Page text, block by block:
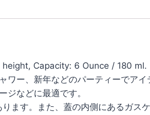
Capacity: 6 Ounce / 180 ml.
ワー、新年などのパーティーでア
ジなどに最適です。
ます。また、蓋の内側にあるガス